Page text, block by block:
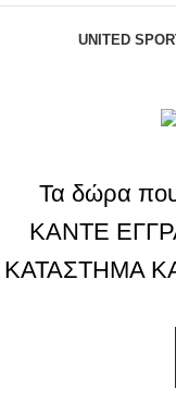
UNITED
Τα δώρα που
ΚΑΝΤΕ
ΚΑΤΑΣΤΗΜΑ